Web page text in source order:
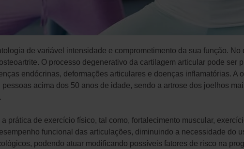
de variável intensidade e comprometimento da sua função.
O processo degenerativo da cartilagem articular pode ser
endócrinas, deformações articulares e doenças inflamatórias. A
acima dos 50 anos de idade, sendo a artrose dos joelhos
prática de exercício físico, tal como, fortalecimento muscular,
funcional das articulações, diminuindo a necessidade do
podendo atuar modificando possíveis fatores de risco na